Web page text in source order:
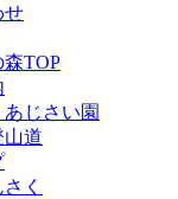
せ
TOP
じさい園
山道
く